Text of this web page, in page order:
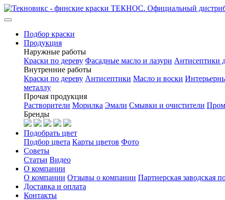
Подбор краски
Продукция
Наружные работы
Краски по дереву Фасадные масло и лазури Антисептики
Внутренние работы
Краски по дереву Антисептики Масло и воски
металлу
Прочая продукция
Растворители Морилка Эмали Смывки и очистители
Бренды
Подобрать цвет
Подбор цвета Карты цветов Фото
Советы
Статьи Видео
О компании
О компании Отзывы о компании Партнерская заводская
Доставка и оплата
Контакты